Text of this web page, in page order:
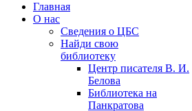
Главная
О нас
Сведения о ЦБС
Найди свою
библиотеку
Центр писателя В. И.
Белова
Библиотека на
Панкратова